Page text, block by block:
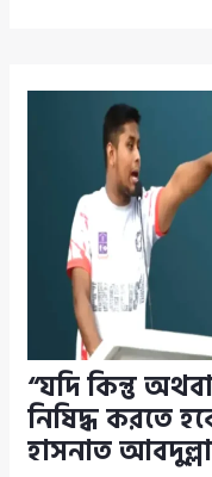
“যদি কিন্তু
নিষিদ্ধ করতে
হাসনাত